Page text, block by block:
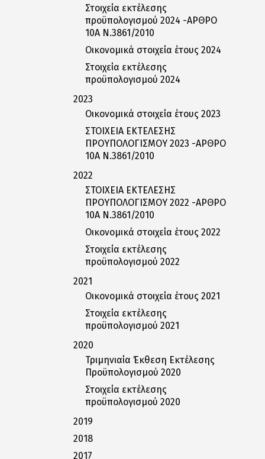
Στοιχεία εκτέλεσης
προϋπολογισμού 2024 -ΑΡΘΡΟ
10Α Ν.3861/2010
Οικονομικά στοιχεία έτους 2024
Στοιχεία εκτέλεσης
προϋπολογισμού 2024
2023
Οικονομικά στοιχεία έτους 2023
ΣΤΟΙΧΕΙΑ ΕΚΤΕΛΕΣΗΣ
ΠΡΟΥΠΟΛΟΓΙΣΜΟΥ 2023 -ΑΡΘΡΟ
10Α Ν.3861/2010
2022
ΣΤΟΙΧΕΙΑ ΕΚΤΕΛΕΣΗΣ
ΠΡΟΥΠΟΛΟΓΙΣΜΟΥ 2022 -ΑΡΘΡΟ
10Α Ν.3861/2010
Οικονομικά στοιχεία έτους 2022
Στοιχεία εκτέλεσης
προϋπολογισμού 2022
2021
Οικονομικά στοιχεία έτους 2021
Στοιχεία εκτέλεσης
προϋπολογισμού 2021
2020
Τριμηνιαία Έκθεση Εκτέλεσης
Προϋπολογισμού 2020
Στοιχεία εκτέλεσης
προϋπολογισμού 2020
2019
2018
2017